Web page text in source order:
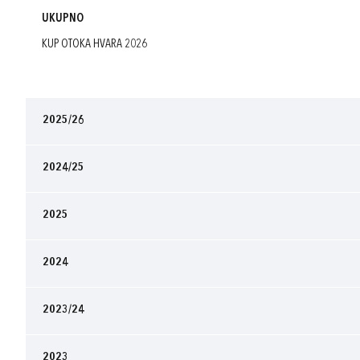
UKUPNO
KUP OTOKA HVARA 2026
2025/26
2024/25
2025
2024
2023/24